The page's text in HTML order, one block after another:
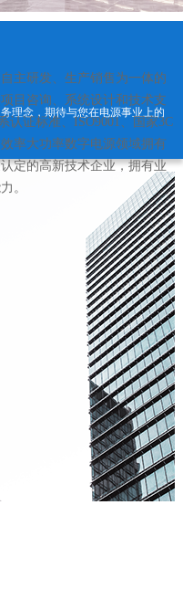
主研发、生产销售为一体的
目咨询、系统设计和技术支
认证标准、ISO9001、国家3C
率大功率数字电源领域拥有
定的高新技术企业，拥有业
。
理念，期待与您在电源事业上的
牌